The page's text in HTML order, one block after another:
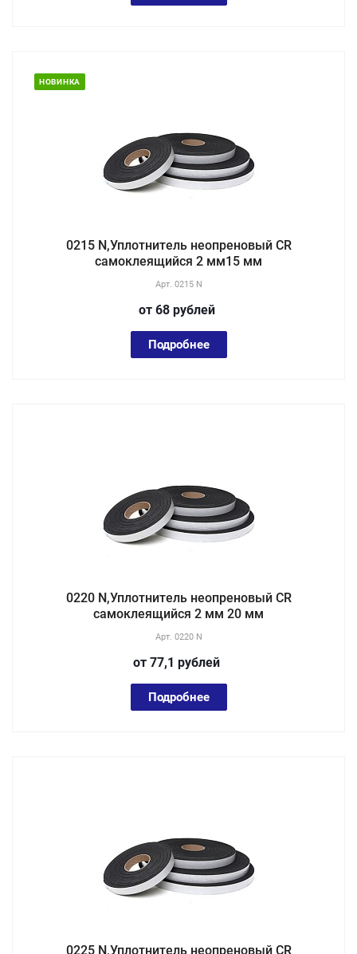
НОВИНКА
0215 N,Уплотнитель неопреновый CR
самоклеящийся 2 мм15 мм
Арт. 0215 N
от 68 рублей
Подробнее
0220 N,Уплотнитель неопреновый CR
самоклеящийся 2 мм 20 мм
Арт. 0220 N
от 77,1 рублей
Подробнее
0225 N,Уплотнитель неопреновый CR